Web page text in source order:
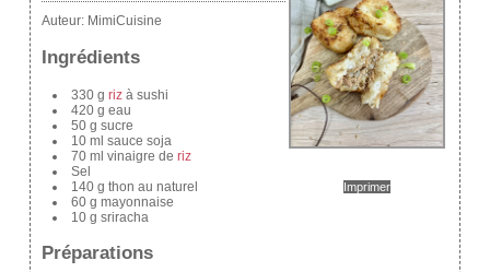
Imprimer
Auteur: MimiCuisine
Ingrédients
330 g rizà sushi
420 g eau
50 g sucre
10 ml sauce soja
70 ml vinaigre de riz
Sel
140 g thon au naturel
60 g mayonnaise
10 g sriracha
Préparations